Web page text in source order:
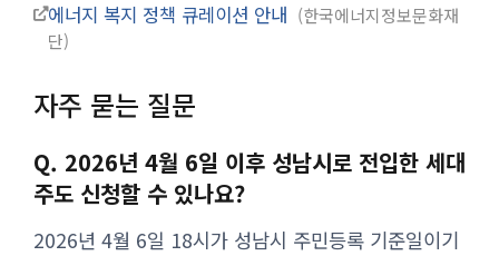
에너지 복지 정책 큐레이션 안내
한국에너지정보문화재
단
자주 묻는 질문
Q. 2026년 4월 6일 이후 성남시로 전입한 세대
주도 신청할 수 있나요?
2026년 4월 6일 18시가 성남시 주민등록 기준일이기